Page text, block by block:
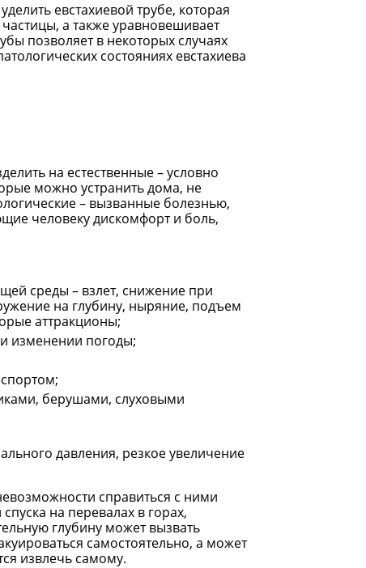
евстахиевой трубе, которая
а также уравновешивает
позволяет в некоторых случаях
состояниях евстахиева
на естественные – условно
можно устранить дома, не
– вызванные болезнью,
человеку дискомфорт и боль,
среды – взлет, снижение при
на глубину, ныряние, подъем
аттракционы;
изменении погоды;
берушами, слуховыми
давления, резкое увеличение
справиться с ними
на перевалах в горах,
глубину может вызвать
самостоятельно, а может
извлечь самому.